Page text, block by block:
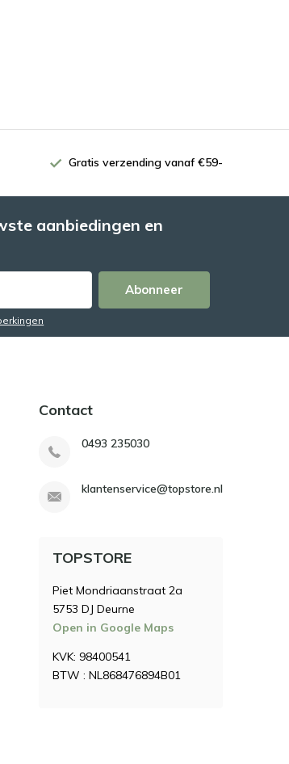
Gratis verzending vanaf €59-
aanbiedingen en
Abonneer
Contact
0493 235030
klantenservice@topstore.nl
TOPSTORE
Piet Mondriaanstraat 2a
5753 DJ Deurne
Open in Google Maps
KVK: 98400541
BTW : NL868476894B01